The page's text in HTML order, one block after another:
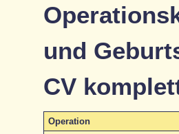
und
CV
Operation